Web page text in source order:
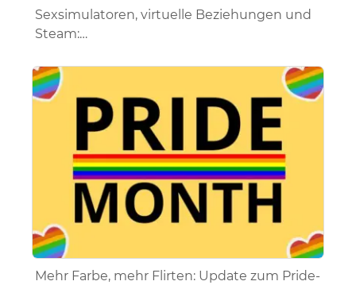
Sexsimulatoren, virtuelle Beziehungen und
Steam:…
Mehr Farbe, mehr Flirten: Update zum Pride-